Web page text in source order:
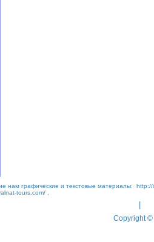
нам графические и текстовые материалы:
http://
tours.com/
Copyright ©